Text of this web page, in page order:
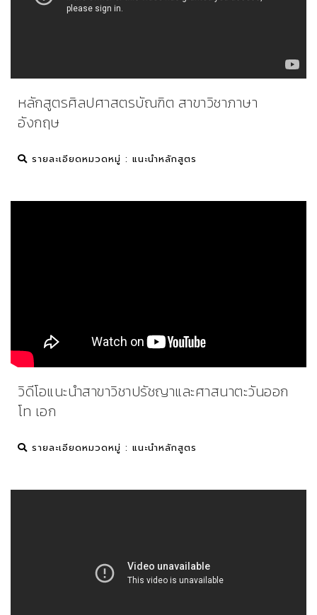
หลักสูตรศิลปศาสตรบัณฑิต สาขาวิชาภาษา
อังกฤษ
รายละเอียดหมวดหมู่ : แนะนำหลักสูตร
วิดีโอแนะนำสาขาวิชาปรัชญาและศาสนาตะวันออก
โท เอก
รายละเอียดหมวดหมู่ : แนะนำหลักสูตร